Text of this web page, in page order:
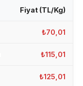
Fiyat (TL/Kg)
₺70,01
₺115,01
₺125,01